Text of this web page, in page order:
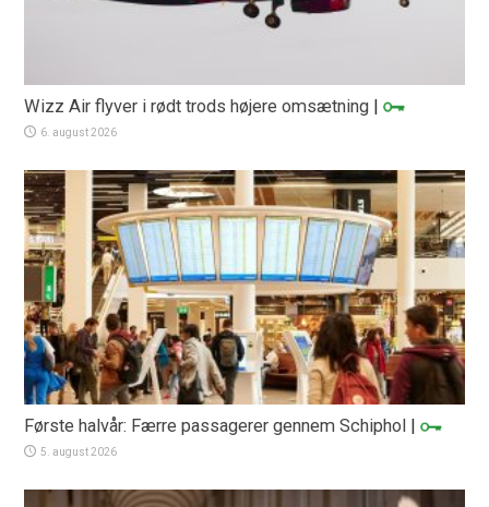
Wizz Air flyver i rødt trods højere omsætning |
6. august 2026
Første halvår: Færre passagerer gennem Schiphol |
5. august 2026